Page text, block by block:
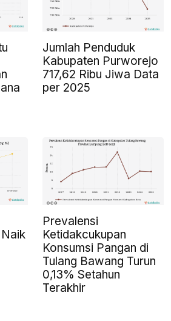
Jumlah Penduduk
Kabupaten Purworejo
717,62 Ribu Jiwa Data
per 2025
Prevalensi
Ketidakcukupan
Konsumsi Pangan di
Tulang Bawang Turun
0,13% Setahun
Terakhir